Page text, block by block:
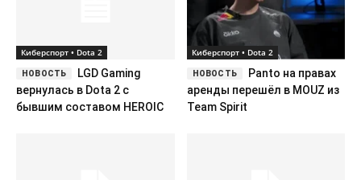
Киберспорт • Dota 2
LGD Gaming
вернулась в Dota 2 с
бывшим составом HEROIC
Киберспорт • Dota 2
Panto на правах
аренды перешёл в MOUZ из
Team Spirit